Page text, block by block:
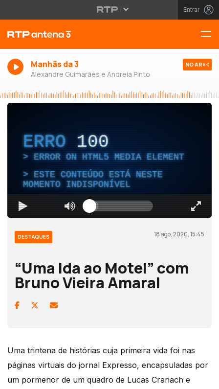
Entrar
Manhãs da 3
Alexandre Guimarães e Andreia Pinto
NO AR
ERRO 100
ERROR ON HTML5 MEDIA ELEMENT
ESTE CONTEÚDO ESTÁ NESTE
MOMENTO INDISPONÍVEL
DESTAQUES 18 ago, 2020, 15:45
“Uma Ida ao Motel” com
Bruno Vieira Amaral
Uma trintena de histórias cuja primeira vida foi nas
páginas virtuais do jornal Expresso, encapsuladas por
um pormenor de um quadro de Lucas Cranach e